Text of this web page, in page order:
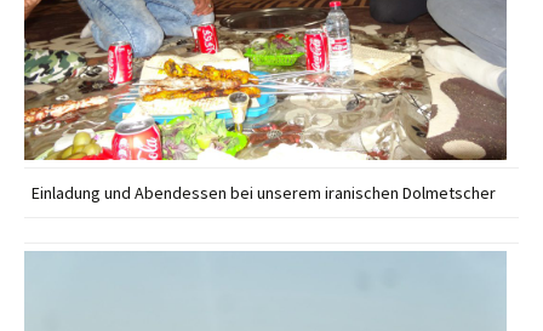
Einladung und Abendessen bei unserem iranischen Dolmetscher